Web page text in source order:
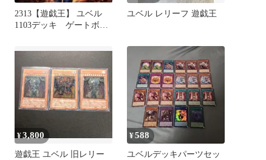
2313【遊戯王】 ユベル
1103デッキ ゲートボー
ユベル レリーフ 遊戯王
¥3,800
遊戯王 ユベル 旧レリー
¥588
ユベルデッキパーツセッ